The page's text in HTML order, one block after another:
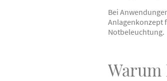
Bei
Anlagenkonzept
Notbeleuchtung.